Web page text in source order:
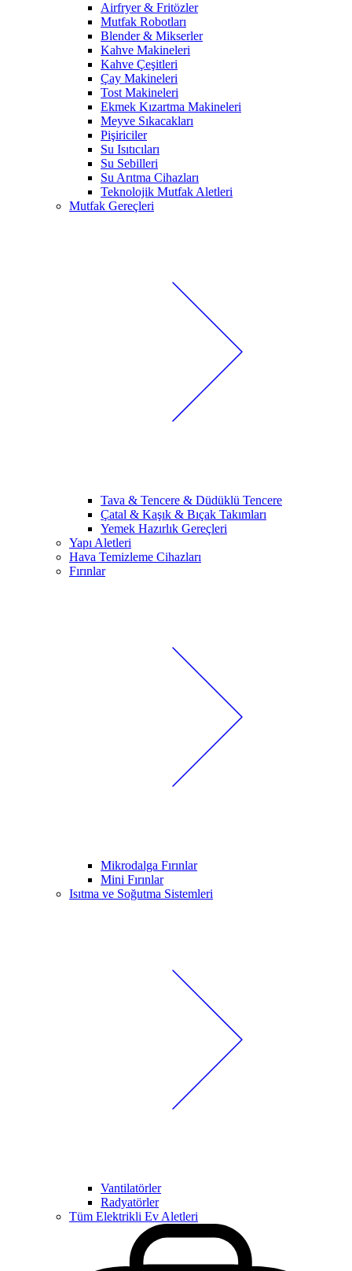
Airfryer & Fritözler
Mutfak Robotları
Blender & Mikserler
Kahve Makineleri
Kahve Çeşitleri
Çay Makineleri
Tost Makineleri
Ekmek Kızartma Makineleri
Meyve Sıkacakları
Pişiriciler
Su Isıtıcıları
Su Sebilleri
Su Arıtma Cihazları
Teknolojik Mutfak Aletleri
Mutfak Gereçleri
Tava & Tencere & Düdüklü Tencere
Çatal & Kaşık & Bıçak Takımları
Yemek Hazırlık Gereçleri
Yapı Aletleri
Hava Temizleme Cihazları
Fırınlar
Mikrodalga Fırınlar
Mini Fırınlar
Isıtma ve Soğutma Sistemleri
Vantilatörler
Radyatörler
Tüm Elektrikli Ev Aletleri